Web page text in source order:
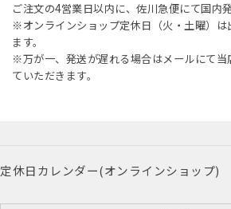
ご注文の4営業日以内に、佐川急便にて国内
※オンラインショップ定休日（火・土曜）は
ます。
※万が一、発送が遅れる場合はメールにて当
ていただきます。
定休日カレンダー(オンラインショップ)